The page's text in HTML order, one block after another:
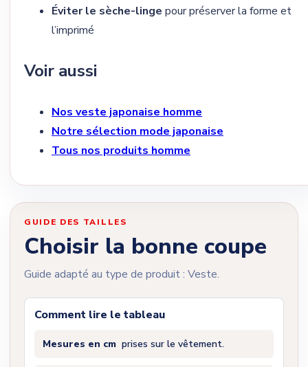
Éviter le sèche-linge pour préserver la forme et
l’imprimé
Voir aussi
Nos veste japonaise homme
Notre sélection mode japonaise
Tous nos produits homme
GUIDE DES TAILLES
Choisir la bonne coupe
Guide adapté au type de produit : Veste.
Comment lire le tableau
Mesures en cm prises sur le vêtement.